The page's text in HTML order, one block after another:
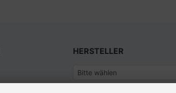
HERSTELLER